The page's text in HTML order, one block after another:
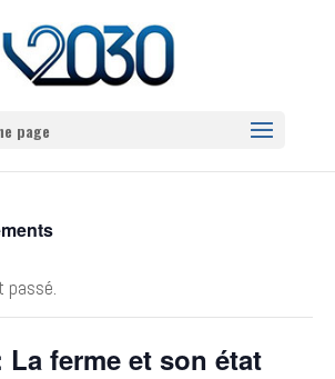
page
passé.
La ferme et son état